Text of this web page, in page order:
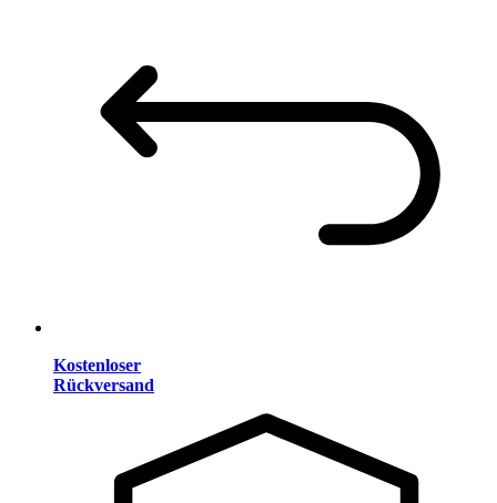
Kostenloser
Rückversand